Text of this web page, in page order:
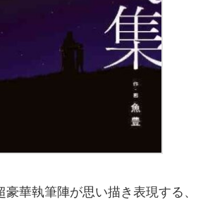
華執筆陣が思い描き表現する、